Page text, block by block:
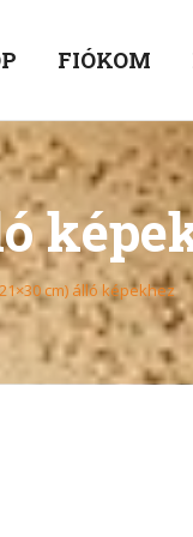
FIÓKOM
cm) álló képekhez